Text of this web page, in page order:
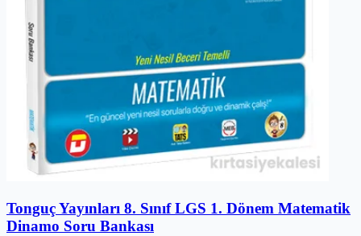
Tonguç Yayınları 8. Sınıf LGS 1. Dönem Matematik
Dinamo Soru Bankası